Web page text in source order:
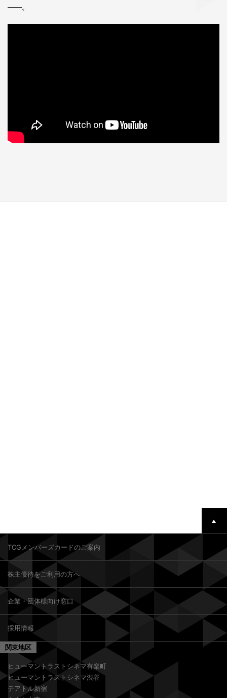
――。
TCGメンバーズカードのご案内
株主優待をご利用の方へ
企業・団体様向け窓口
採用情報
関東地区
ヒューマントラストシネマ有楽町
ヒューマントラストシネマ渋谷
テアトル新宿